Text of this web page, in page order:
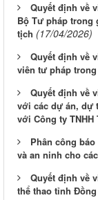
Quyết định về
Bộ Tư pháp
tịch (17/04/2026)
Quyết định về
viên tư pháp
Quyết định về
với các dự án, dự
với Công ty
Phân công
và an ninh cho
Quyết định về
thể thao tỉnh